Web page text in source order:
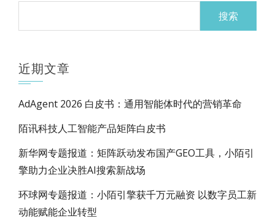
近期文章
AdAgent 2026 白皮书：通用智能体时代的营销革命
陌讯科技人工智能产品矩阵白皮书
新华网专题报道：矩阵跃动发布国产GEO工具，小陌引
擎助力企业决胜AI搜索新战场
环球网专题报道：小陌引擎获千万元融资 以数字员工新
动能赋能企业转型